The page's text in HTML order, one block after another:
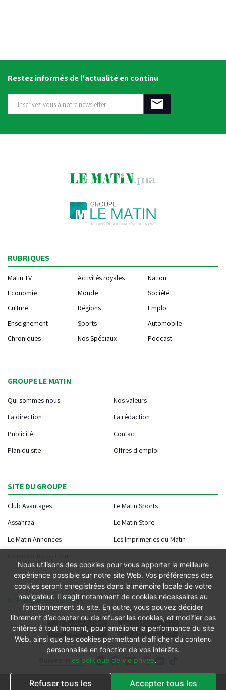
Restez informés de l'actualité en continu
Suivez-nous
RUBRIQUES
Matin TV Activités royales
Nation
Economie
Monde
Société
Culture
Régions
Emploi
Enseignement
Sports
Automobile
Chroniques
Nos Spéciaux Podcast
GROUPE LE MATIN
Qui sommes-nous
Nos valeurs
La direction
La rédaction
Publicité
Contact
Plan du site
Offres d'emploi
SITE DU GROUPE
Club Avantages
Le Matin Sports
Assahraa
Le Matin Store
Le Matin Annonces
Les Imprimeries du Matin
NOTRE APPLICATION
Nous utilisons des cookies pour vous apporter la meilleure
expérience possible sur notre site Web. Vos préférences des
cookies seront enregistrées dans la mémoire locale de votre
navigateur. Il s’agit notamment de cookies nécessaires au
fonctionnement du site. En outre, vous pouvez décider
librement d’accepter ou de refuser les cookies, et modifier ces
critères à tout moment, pour améliorer la performance du site
Web, ainsi que les cookies permettant d’afficher du contenu
personnalisé en fonction de vos intérêts.
les politique de vie privee.
Refuser tous les Accepter tous les